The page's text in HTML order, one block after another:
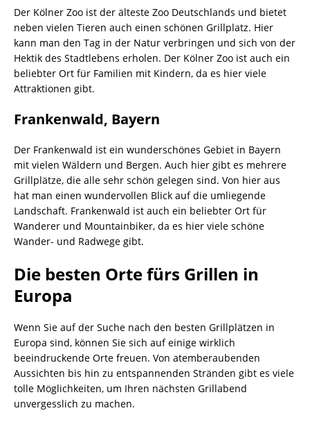
Der Kölner Zoo ist der älteste Zoo Deutschlands und bietet
neben vielen Tieren auch einen schönen Grillplatz. Hier
kann man den Tag in der Natur verbringen und sich von der
Hektik des Stadtlebens erholen. Der Kölner Zoo ist auch ein
beliebter Ort für Familien mit Kindern, da es hier viele
Attraktionen gibt.
Frankenwald, Bayern
Der Frankenwald ist ein wunderschönes Gebiet in Bayern
mit vielen Wäldern und Bergen. Auch hier gibt es mehrere
Grillplätze, die alle sehr schön gelegen sind. Von hier aus
hat man einen wundervollen Blick auf die umliegende
Landschaft. Frankenwald ist auch ein beliebter Ort für
Wanderer und Mountainbiker, da es hier viele schöne
Wander- und Radwege gibt.
Die besten Orte fürs Grillen in
Europa
Wenn Sie auf der Suche nach den besten Grillplätzen in
Europa sind, können Sie sich auf einige wirklich
beeindruckende Orte freuen. Von atemberaubenden
Aussichten bis hin zu entspannenden Stränden gibt es viele
tolle Möglichkeiten, um Ihren nächsten Grillabend
unvergesslich zu machen.